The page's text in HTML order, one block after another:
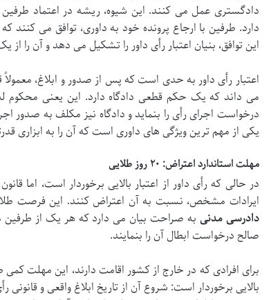
دادگستری عمل می کنند. این شیوه، ریشه در اعتماد
دارد. طرفین با ارجاع پرونده خود به داوری، توافق می کنند
این توافق، بنیان اعتبار رأی داور را تشکیل می دهد و آن را
اعتبار رأی داور به حدی است که پس از صدور و ابلاغ، معمولاً
می داند که یک حکم قطعی دادگاه دارد. این یعنی محکوم
درخواست اجرای رأی را بنماید و دادگاه نیز مکلف به صدور
یکی از مهم ترین ویژگی های داوری است که آن را به ابزاری
مهلت استاندارد اعتراض: ۲۰ روز طلایی
در حالی که رأی داور از اعتبار بالایی برخوردار است، اما
ایرادات مشخص، نسبت به آن اعتراض کنند. این فرصت
دادرسی مدنی به صراحت بیان می دارد که هر یک از طرفین
صالح درخواست ابطال آن را بنمایند.
برای افرادی که در خارج از کشور اقامت دارند، این مهلت
بالایی برخوردار است: شروع آن از تاریخ ابلاغ واقعی و